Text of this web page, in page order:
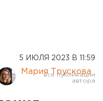
5 ИЮЛЯ 2023 В 11:59
Мария Трускова